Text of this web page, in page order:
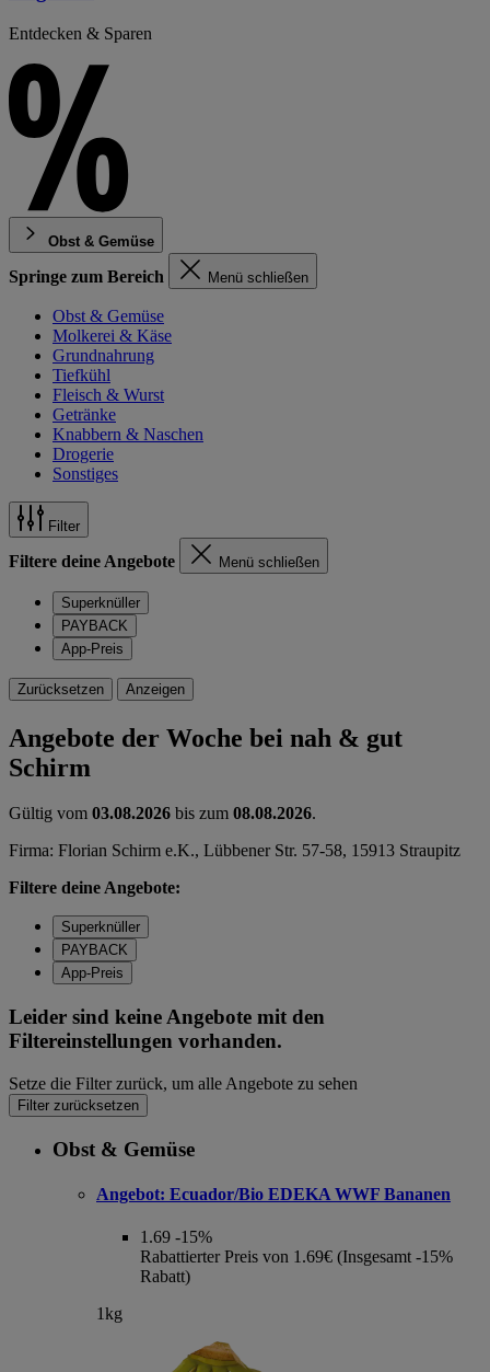
Entdecken & Sparen
Obst & Gemüse
Springe zum Bereich Menü schließen
Obst & Gemüse
Molkerei & Käse
Grundnahrung
Tiefkühl
Fleisch & Wurst
Getränke
Knabbern & Naschen
Drogerie
Sonstiges
Filter
Filtere deine Angebote Menü schließen
Superknüller
PAYBACK
App-Preis
Zurücksetzen Anzeigen
Angebote der Woche bei nah & gut
Schirm
Gültig vom 03.08.2026 bis zum 08.08.2026.
Firma: Florian Schirm e.K., Lübbener Str. 57-58, 15913 Straupitz
Filtere deine Angebote:
Superknüller
PAYBACK
App-Preis
Leider sind keine Angebote mit den
Filtereinstellungen vorhanden.
Setze die Filter zurück, um alle Angebote zu sehen
Filter zurücksetzen
Obst & Gemüse
Angebot: Ecuador/Bio EDEKA WWF Bananen
1.69 -15%
Rabattierter Preis von 1.69€ (Insgesamt -15%
Rabatt)
1kg